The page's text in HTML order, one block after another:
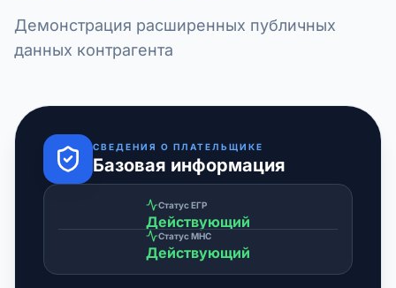
Демонстрация расширенных публичных
данных контрагента
СВЕДЕНИЯ О ПЛАТЕЛЬЩИКЕ
Базовая информация
Статус ЕГР
Действующий
Статус МНС
Действующий